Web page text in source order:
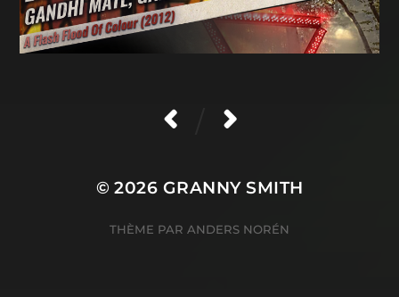
© 2026 GRANNY SMITH
THÈME PAR ANDERS NORÉN